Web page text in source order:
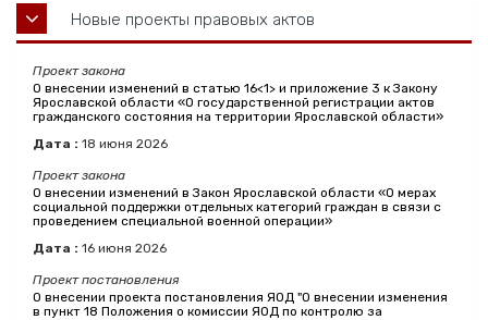
Новые проекты правовых актов
Проект закона
О внесении изменений в статью 16<1> и приложение 3 к Закону
Ярославской области «О государственной регистрации актов
гражданского состояния на территории Ярославской области»
Дата : 18 июня 2026
Проект закона
О внесении изменений в Закон Ярославской области «О мерах
социальной поддержки отдельных категорий граждан в связи с
проведением специальной военной операции»
Дата : 16 июня 2026
Проект постановления
О внесении проекта постановления ЯОД "О внесении изменения
в пункт 18 Положения о комиссии ЯОД по контролю за